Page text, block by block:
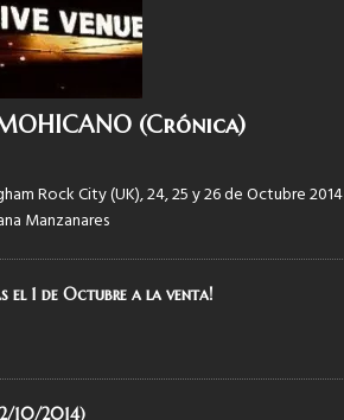
MOHICANO (Crónica)
Rock City (UK), 24, 25 y 26 de Octubre 2014
Manzanares
el 1 de Octubre a la venta!
10/2014)